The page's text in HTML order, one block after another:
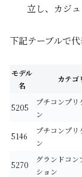
立し、カジ
下記テーブルで
モデル
名
カテゴ
5205
プチコンプリ
ン
5146
プチコンプリ
ン
5270
グランドコン
ション